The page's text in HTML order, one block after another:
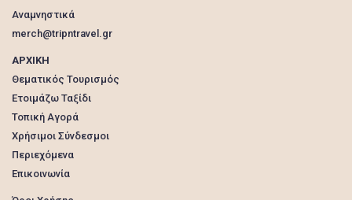
Αναμνηστικά
merch@tripntravel.gr
ΑΡΧΙΚΗ
Θεματικός Τουρισμός
Ετοιμάζω Ταξίδι
Τοπική Αγορά
Χρήσιμοι Σύνδεσμοι
Περιεχόμενα
Επικοινωνία